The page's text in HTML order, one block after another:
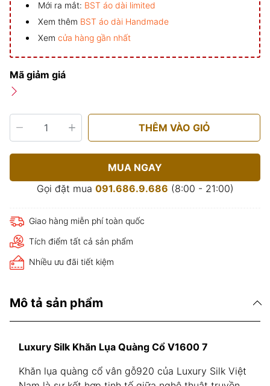
Mới ra mắt: BST áo dài limited
Xem thêm BST áo dài Handmade
Xem cửa hàng gần nhất
Mã giảm giá
THÊM VÀO GIỎ
MUA NGAY
Gọi đặt mua 091.686.9.686 (8:00 - 21:00)
Giao hàng miễn phí toàn quốc
Tích điểm tất cả sản phẩm
Nhiều ưu đãi tiết kiệm
Mô tả sản phẩm
Luxury Silk Khăn Lụa Quàng Cổ V1600 7
Khăn lụa quàng cổ vân gỗ920 của Luxury Silk Việt